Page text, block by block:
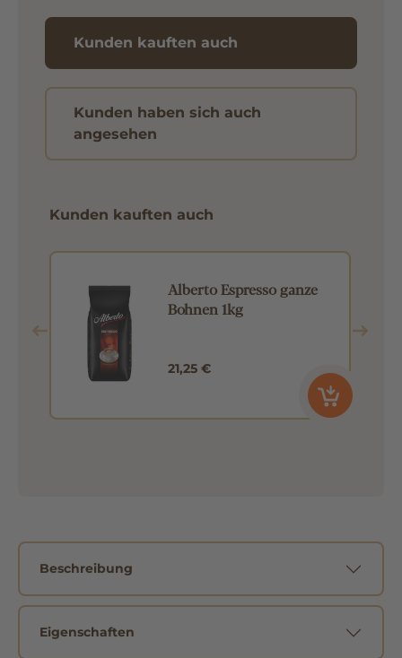
Kunden kauften auch
Kunden haben sich auch
angesehen
Kunden kauften auch
Alberto Espresso ganze
Bohnen 1kg
21,25 €
Beschreibung
Eigenschaften